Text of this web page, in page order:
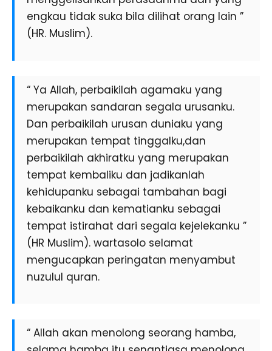
engkau tidak suka bila dilihat orang lain ”
(HR. Muslim).
“ Ya Allah, perbaikilah agamaku yang
merupakan sandaran segala urusanku.
Dan perbaikilah urusan duniaku yang
merupakan tempat tinggalku,dan
perbaikilah akhiratku yang merupakan
tempat kembaliku dan jadikanlah
kehidupanku sebagai tambahan bagi
kebaikanku dan kematianku sebagai
tempat istirahat dari segala kejelekanku ”
(HR Muslim). wartasolo selamat
mengucapkan peringatan menyambut
nuzulul quran.
“ Allah akan menolong seorang hamba,